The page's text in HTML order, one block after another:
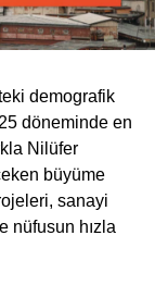
demografik
döneminde en
Nilüfer
büyüme
sanayi
nüfusun hızla